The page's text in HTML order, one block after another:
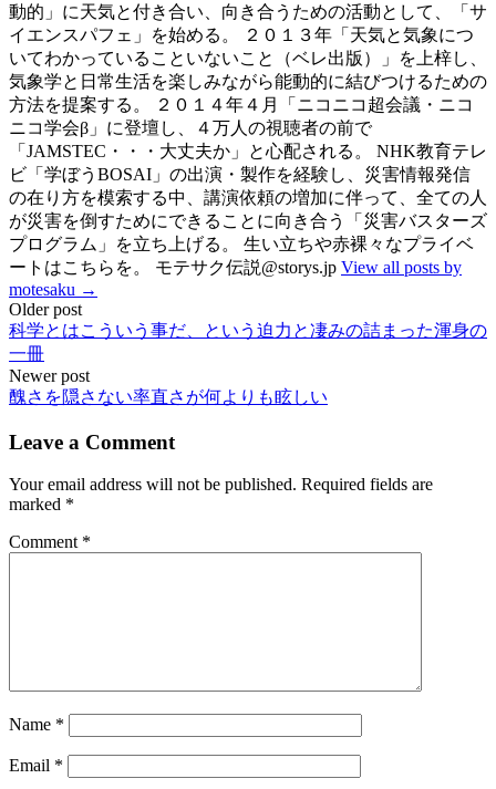
動的」に天気と付き合い、向き合うための活動として、「サ
イエンスパフェ」を始める。 ２０１３年「天気と気象につ
いてわかっていることいないこと（ベレ出版）」を上梓し、
気象学と日常生活を楽しみながら能動的に結びつけるための
方法を提案する。 ２０１４年４月「ニコニコ超会議・ニコ
ニコ学会β」に登壇し、４万人の視聴者の前で
「JAMSTEC・・・大丈夫か」と心配される。 NHK教育テレ
ビ「学ぼうBOSAI」の出演・製作を経験し、災害情報発信
の在り方を模索する中、講演依頼の増加に伴って、全ての人
が災害を倒すためにできることに向き合う「災害バスターズ
プログラム」を立ち上げる。 生い立ちや赤裸々なプライベ
ートはこちらを。 モテサク伝説@storys.jp View all posts by
motesaku →
Post
navigation
Older post
科学とはこういう事だ、という迫力と凄みの詰まった渾身の
一冊
Newer post
醜さを隠さない率直さが何よりも眩しい
Leave a Comment
Your email address will not be published. Required fields are
marked *
Comment *
Name *
Email *